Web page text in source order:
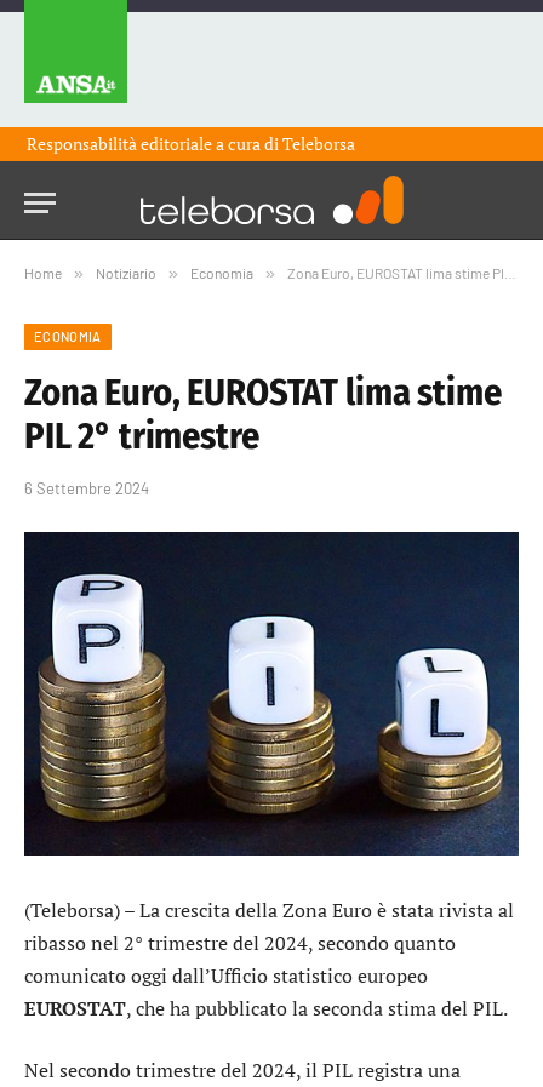
Responsabilità editoriale a cura diTeleborsa
Home » Notiziario » Economia » Zona Euro, EUROSTAT lima stime PIL 2° trimestre
ECONOMIA
Zona Euro, EUROSTAT lima stime
PIL 2° trimestre
6 Settembre 2024
(Teleborsa) – La crescita della Zona Euro è stata rivista al
ribasso nel 2° trimestre del 2024, secondo quanto
comunicato oggi dall’Ufficio statistico europeo
EUROSTAT, che ha pubblicato la seconda stima del PIL.
Nel secondo trimestre del 2024, il PIL registra una